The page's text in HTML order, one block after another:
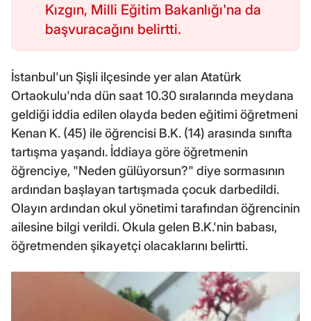
Kızgın, Milli Eğitim Bakanlığı'na da
başvuracağını belirtti.
İstanbul'un Şişli ilçesinde yer alan Atatürk
Ortaokulu'nda dün saat 10.30 sıralarında meydana
geldiği iddia edilen olayda beden eğitimi öğretmeni
Kenan K. (45) ile öğrencisi B.K. (14) arasında sınıfta
tartışma yaşandı. İddiaya göre öğretmenin
öğrenciye, "Neden gülüyorsun?" diye sormasının
ardından başlayan tartışmada çocuk darbedildi.
Olayın ardından okul yönetimi tarafından öğrencinin
ailesine bilgi verildi. Okula gelen B.K.'nin babası,
öğretmenden şikayetçi olacaklarını belirtti.